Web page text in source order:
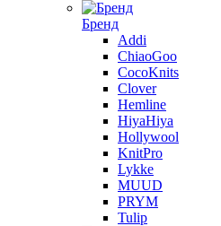
Бренд
Addi
ChiaoGoo
CocoKnits
Clover
Hemline
HiyaHiya
Hollywool
KnitPro
Lykke
MUUD
PRYM
Tulip